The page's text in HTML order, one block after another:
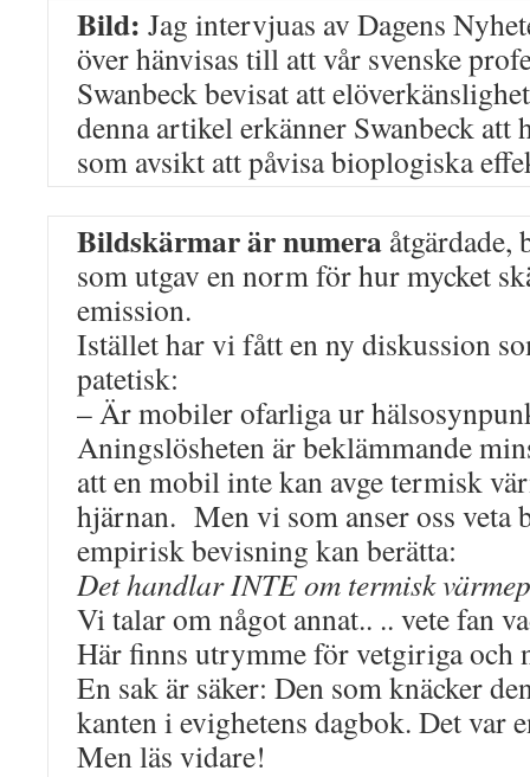
Bild: Jag intervjuas av Dagens
över hänvisas till att vår svenske
Swanbeck bevisat att
denna artikel erkänner Swanbeck att
som avsikt att påvisa bioplogiska
Bildskärmar är numera åtgärdade,
som utgav en norm för hur mycket
emission.
Istället har vi fått en ny diskussion
patetisk:
– Är mobiler ofarliga ur
Aningslösheten är beklämmande
att en mobil inte kan avge termisk
hjärnan. Men vi som anser oss veta
empirisk bevisning kan berätta:
Det handlar INTE om termisk
Vi talar om något annat.. .. vete fan
Här finns utrymme för vetgiriga och
En sak är säker: Den som knäcker
kanten i evighetens dagbok. Det var
Men läs vidare!